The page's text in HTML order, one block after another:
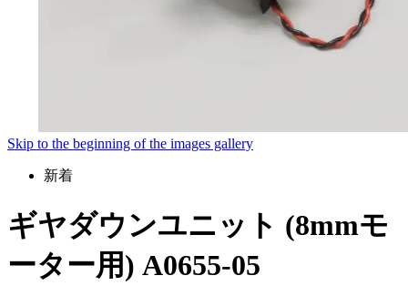
Skip to the beginning of the images gallery
新着
ギヤダウンユニット (8mmモ
ーター用) A0655-05